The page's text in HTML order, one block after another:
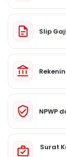
Slip
NPWP
Surat